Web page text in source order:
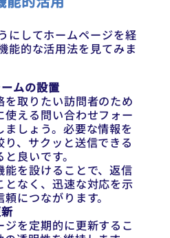
にしてホームページを経
能的な活用法を見てみま
ムの設置
を取りたい訪問者のため
使える問い合わせフォー
ましょう。必要な情報を
り、サクッと送信できる
良いです。
能を設けることで、返信
となく、迅速な対応を示
につながります。
ジを定期的に更新するこ